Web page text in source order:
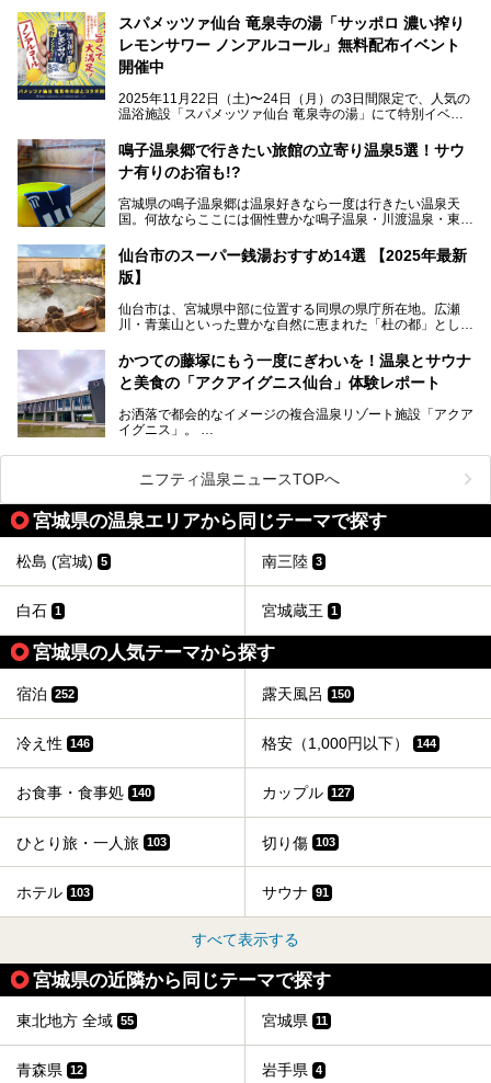
を利用したサウナも新設され、温泉ファン・サウナ―双方に
注目のスポットです。
特筆すべきは、館内で完結する圧倒的な「湯めぐり」のバリ
エーション。“温泉のデパート”・“東の横綱”と称される鳴子
温泉郷の中でも、3本の異なる自家源泉を使い分けるその実
力は折り紙付き。実際に宿泊した筆者が、“温泉”を中心にそ
の全貌を詳細レビューします！
スパメッツァ仙台 竜泉寺の湯「サッポロ 濃い搾り
レモンサワー ノンアルコール」無料配布イベント
開催中
2025年11月22日（土)〜24日（月）の3日間限定で、人気の
温浴施設「スパメッツァ仙台 竜泉寺の湯」にて特別イベン
「サッポロ 濃い搾りレモンサワー ノンアルコール」を無料
配布します。さらにSNS投稿で「サッポロ 濃い搾りグレフ
ルサワー ノンアルコール」もプレゼント。湯上がりにぴっ
ー
提供元：サッポロビール【PR】
鳴子温泉郷で行きたい旅館の立寄り温泉5選！サウ
ナ有りのお宿も!?
宮城県の鳴子温泉郷は温泉好きなら一度は行きたい温泉天
国。何故ならここには個性豊かな鳴子温泉・川渡温泉・東鳴
硫黄泉、塩化物泉、硫酸塩泉、炭酸水素塩泉などと多様な泉
質がそろっているからです。
の旅館・ホテルも立ち寄り入浴に門戸を開いてくれていま
す。
今回はそんな旅館の中から、おすすめしたい5ヶ所の温泉を
セレクトしてみました。うち3ヶ所はサウナも楽しめます。
仙台市のスーパー銭湯おすすめ14選 【2025年最新
版】
仙台市は、宮城県中部に位置する同県の県庁所在地。広瀬
川・青葉山といった豊かな自然に恵まれた「杜の都」として
人気です。新幹線を使えば都心から1時間30分とアクセスも
よく、気軽に訪れやすい地方都市の1つです。
仙台牛タンなどを堪能するグルメ旅や、スポーツ観戦の遠征
時などに利用しやすい温浴施設がたくさんありますよ。
かつての藤塚にもう一度にぎわいを！温泉とサウナ
と美食の「アクアイグニス仙台」体験レポート
お洒落で都会的なイメージの複合温泉リゾート施設「アクア
イグニス」。
関西空港や吉川美南（埼玉県）に続いて仙台市若林区に202
2年4月にオープンした「アクアイグニス仙台」は、日帰り
温泉の「藤塚の湯」、マルシェ リアン、和食「笠庵」、イ
タリアン「グリーチネ」、ベーカリー「マリアージュ ドゥ
ファリーヌ」、スイーツの「コンフィチュール アッシュ」
と「ル ショコラ ドゥ アッシュ」、そしてカフェ「猿田彦珈
琲」と話題のお店が勢ぞろい！
この「アクアイグニス仙台」の魅力を探りにお出かけしてき
ニフティ温泉ニュースTOPへ
宮城県の温泉エリアから同じテーマで探す
松島 (宮城) 5 南三陸 3
白石 1 宮城蔵王 1
宮城県の人気テーマから探す
宿泊 252 露天風呂 150
冷え性 146 格安（1,000円以下） 144
お食事・食事処 140 カップル 127
ひとり旅・一人旅 103 切り傷 103
ホテル 103 サウナ 91
すべて表示する
宮城県の近隣から同じテーマで探す
東北地方 全域 55 宮城県 11
青森県 12 岩手県 4